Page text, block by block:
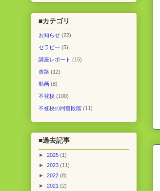
■カテゴリ
お知らせ (22)
セラピー (5)
講座レポート (15)
進路 (12)
動画 (8)
不登校 (100)
不登校の回復段階 (11)
■過去記事
► 2025 (1)
► 2023 (11)
► 2022 (8)
► 2021 (2)